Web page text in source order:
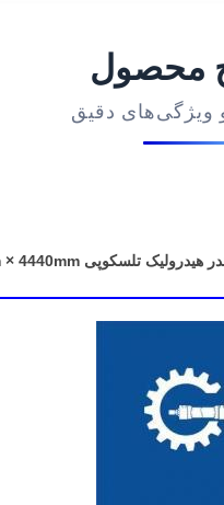
محصول
دقیق